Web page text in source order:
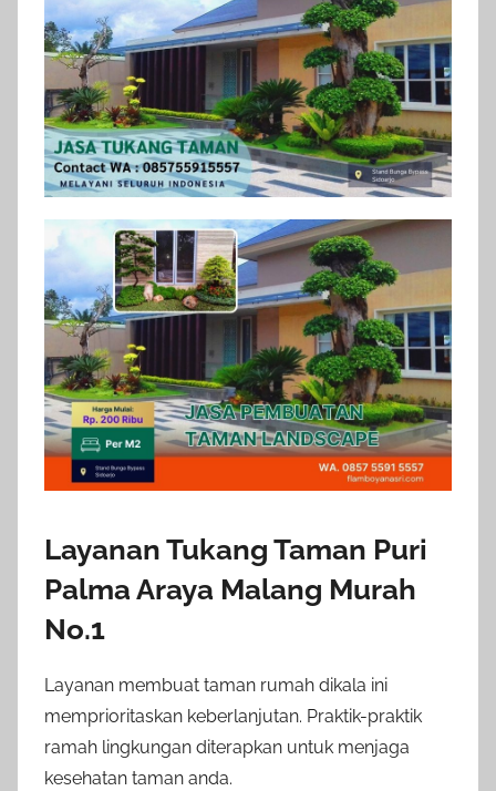
Layanan Tukang Taman Puri
Palma Araya Malang Murah
No.1
Layanan membuat taman rumah dikala ini
memprioritaskan keberlanjutan. Praktik-praktik
ramah lingkungan diterapkan untuk menjaga
kesehatan taman anda.